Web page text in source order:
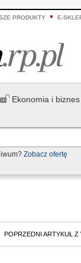
PRODUKTY E-
Ekonomia i biznes
Zobacz ofertę
POPRZEDNI ARTYKUŁ Z